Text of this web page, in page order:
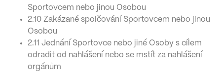
Sportovcem nebo jinou Osobou
2.10 Zakázané spolčování Sportovcem nebo jinou
Osobou
2.11 Jednání Sportovce nebo jiné Osoby s cílem
odradit od nahlášení nebo se mstít za nahlášení
orgánům